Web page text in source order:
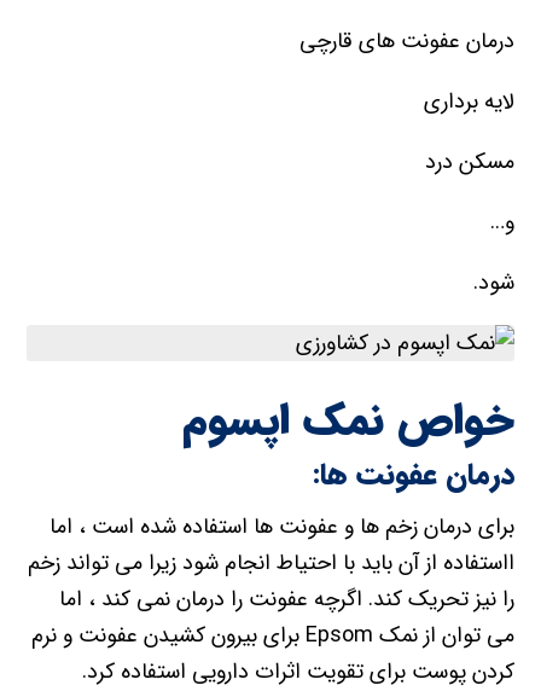
درمان عفونت های قارچی
لایه برداری
مسکن درد
و…
شود.
خواص نمک اپسوم
درمان عفونت ها:
برای درمان زخم ها و عفونت ها استفاده شده است ، اما
ااستفاده از آن باید با احتیاط انجام شود زیرا می تواند زخم
را نیز تحریک کند. اگرچه عفونت را درمان نمی کند ، اما
می توان از نمک Epsom برای بیرون کشیدن عفونت و نرم
کردن پوست برای تقویت اثرات دارویی استفاده کرد.